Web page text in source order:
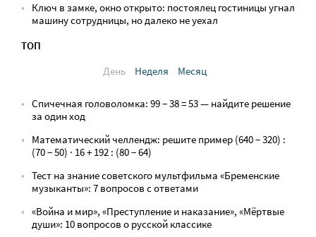
Ключ в замке, окно открыто: постоялец гостиницы угнал
машину сотрудницы, но далеко не уехал
ТОП
День
Неделя Месяц
Спичечная головоломка: 99 − 38 = 53 — найдите решение
за один ход
Математический челлендж: решите пример (640 − 320) :
(70 − 50) · 16 + 192 : (80 − 64)
Тест на знание советского мультфильма «Бременские
музыканты»: 7 вопросов с ответами
«Война и мир», «Преступление и наказание», «Мёртвые
души»: 10 вопросов о русской классике